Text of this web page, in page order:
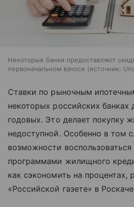
Некоторые банки предоставляют
первоначальном взносе
источник:
Ставки по рыночным
некоторых российских банках
годовых. Это делает покупку
недоступной. Особенно в том
возможности
программами жилищного
как сэкономить на процентах,
«‎Российской газете» в